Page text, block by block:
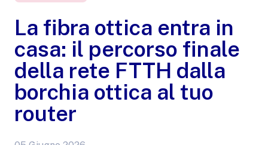
La fibra ottica entra in
casa: il percorso finale
della rete FTTH dalla
borchia ottica al tuo
router